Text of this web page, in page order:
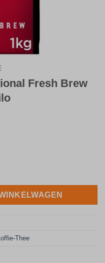
Fresh Brew
Koffie 6 Pakken a 1 Kilo
Thee